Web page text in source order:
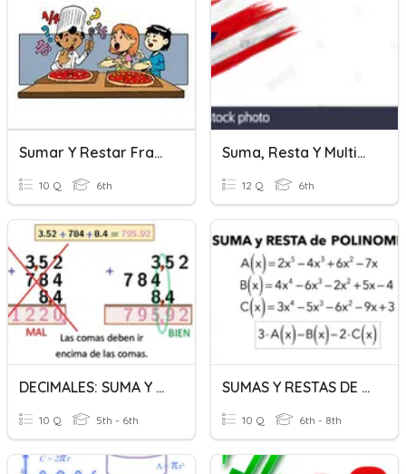
Sumar Y Restar Fracciones: Igual Denominador
10 Q 6th
Suma, Resta Y Multiplicación De Fracciones Y Números Mixtos
12 Q 6th
DECIMALES: SUMA Y RESTA
10 Q 5th - 6th
SUMAS Y RESTAS DE MONOMIOS
10 Q 6th - 8th